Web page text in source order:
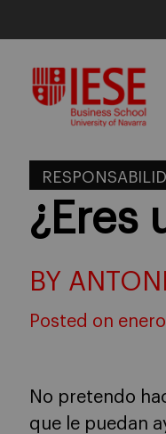
content
¿Eres
BY
Posted on
No pretendo
que le puedan